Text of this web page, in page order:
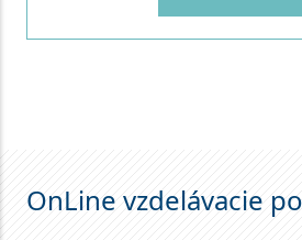
OnLine vzdelávacie